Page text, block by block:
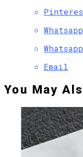
Whatsapp
Whatsapp
Email
You May